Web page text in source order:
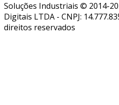
Soluções Industriais © 2014-
Digitais LTDA - CNPJ:
direitos reservados